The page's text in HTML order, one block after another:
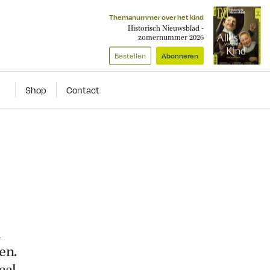
Themanummer over het kind
Historisch Nieuwsblad -
zomernummer 2026
Bestellen Abonneren
Shop Contact